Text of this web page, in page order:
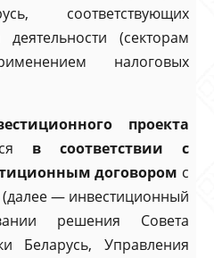
соответствующих
(секторам
налоговых
проекта
в соответствии с
договором с
(далее — инвестиционный
решения Совета
Беларусь, Управления